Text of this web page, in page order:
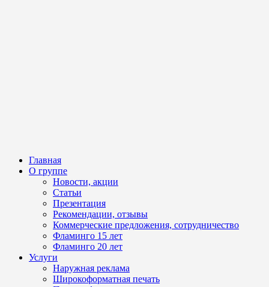
Главная
О группе
Новости, акции
Статьи
Презентация
Рекомендации, отзывы
Коммерческие предложения, сотрудничество
Фламинго 15 лет
Фламинго 20 лет
Услуги
Наружная реклама
Широкоформатная печать